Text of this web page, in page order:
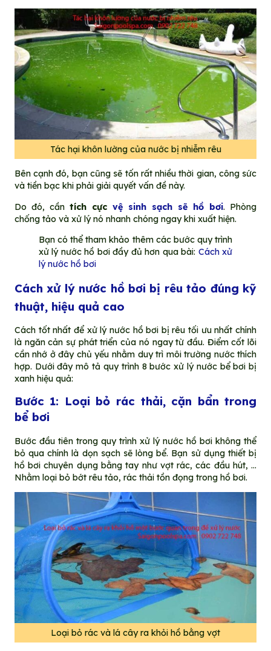
Tác hại khôn lường của nước bị nhiễm rêu
Bên cạnh đó, bạn cũng sẽ tốn rất nhiều thời gian, công sức
và tiền bạc khi phải giải quyết vấn đề này.
Do đó, cần tích cực vệ sinh sạch sẽ hồ bơi. Phòng
chống tảo và xử lý nó nhanh chóng ngay khi xuất hiện.
Bạn có thể tham khảo thêm các bước quy trình
xử lý nước hồ bơi đầy đủ hơn qua bài: Cách xử
lý nước hồ bơi
Cách xử lý nước hồ bơi bị rêu tảo đúng kỹ
thuật, hiệu quả cao
Cách tốt nhất để xử lý nước hồ bơi bị rêu tối ưu nhất chính
là ngăn cản sự phát triển của nó ngay từ đầu. Điểm cốt lõi
cần nhớ ở đây chủ yếu nhằm duy trì môi trường nước thích
hợp. Dưới đây mô tả quy trình 8 bước xử lý nước bể bơi bị
xanh hiệu quả:
Bước 1: Loại bỏ rác thải, cặn bẩn trong
bể bơi
Bước đầu tiên trong quy trình xử lý nước hồ bơi không thể
bỏ qua chính là dọn sạch sẽ lòng bể. Bạn sử dụng thiết bị
hồ bơi chuyên dụng bằng tay như vợt rác, các đầu hút, …
Nhằm loại bỏ bớt rêu tảo, rác thải tồn đọng trong hồ bơi.
Loại bỏ rác và lá cây ra khỏi hồ bằng vợt